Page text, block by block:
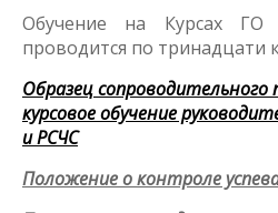
Обучение на Курсах ГО
проводится по тринадцати
Образец сопроводительного
курсовое обучение
и РСЧС
Положение о контроле